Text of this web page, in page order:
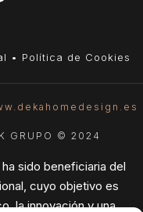
• Política de Cookies
GRUPO © 2024
ha sido beneficiaria del
cuyo objetivo es
la innovación y una